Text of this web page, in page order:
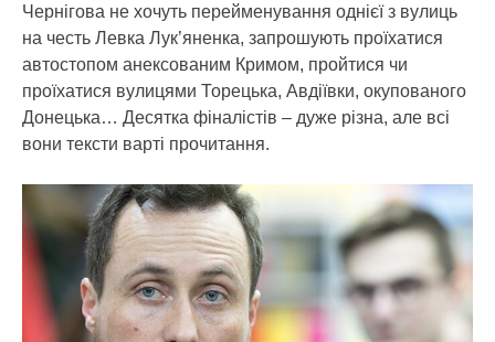
Чернігова не хочуть перейменування однієї з вулиць
на честь Левка Лук’яненка, запрошують проїхатися
автостопом анексованим Кримом, пройтися чи
проїхатися вулицями Торецька, Авдіївки, окупованого
Донецька… Десятка фіналістів – дуже різна, але всі
вони тексти варті прочитання.